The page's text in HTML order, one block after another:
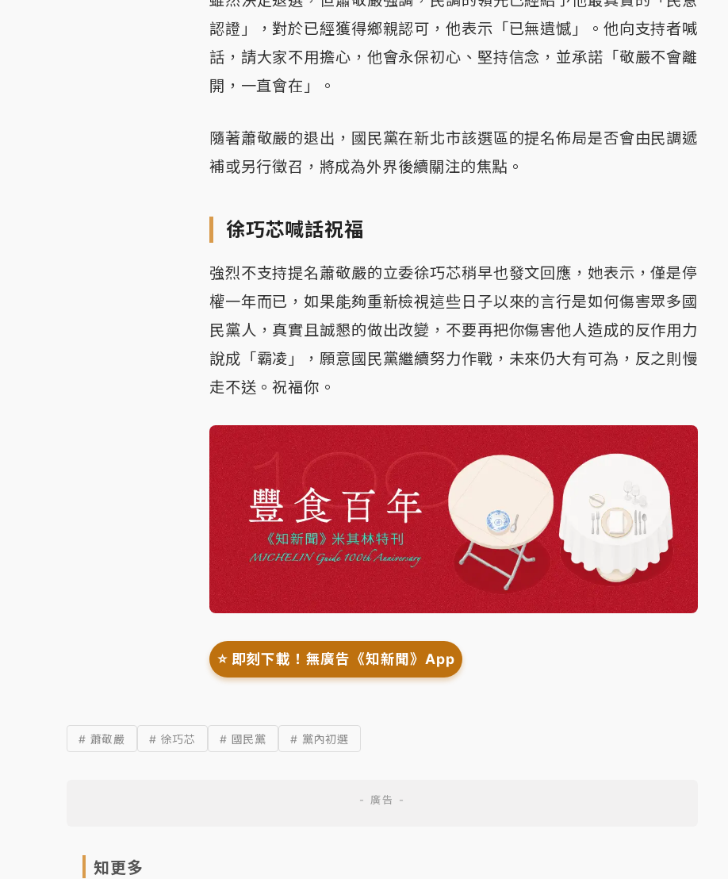
認證」，對於已經獲得鄉親認可，他表示「已無遺憾」。他向支持者喊
話，請大家不用擔心，他會永保初心、堅持信念，並承諾「敬嚴不會離
開，一直會在」。
隨著蕭敬嚴的退出，國民黨在新北市該選區的提名佈局是否會由民調遞
補或另行徵召，將成為外界後續關注的焦點。
徐巧芯喊話祝福
強烈不支持提名蕭敬嚴的立委徐巧芯稍早也發文回應，她表示，僅是停
權一年而已，如果能夠重新檢視這些日子以來的言行是如何傷害眾多國
民黨人，真實且誠懇的做出改變，不要再把你傷害他人造成的反作用力
說成「霸凌」，願意國民黨繼續努力作戰，未來仍大有可為，反之則慢
走不送。祝福你。
⭐️ 即刻下載！無廣告《知新聞》App
# 蕭敬嚴 # 徐巧芯 # 國民黨 # 黨內初選
知更多